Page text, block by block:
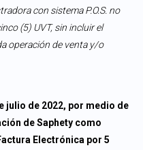
con sistema P.O.S. no
(5) UVT, sin incluir el
operación de venta y/o
julio de 2022, por medio de
de Saphety como
Electrónica por 5